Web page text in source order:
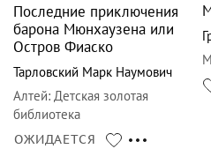
Последние приключения
барона Мюнхаузена или
Остров Фиаско
Тарловский Марк Наумович
Алтей: Детская золотая
библиотека
ОЖИДАЕТСЯ